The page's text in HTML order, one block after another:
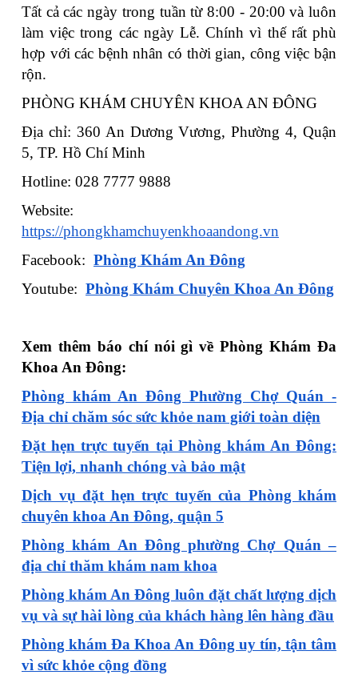
Tất cả các ngày trong tuần từ 8:00 - 20:00 và luôn
làm việc trong các ngày Lễ. Chính vì thế rất phù
hợp với các bệnh nhân có thời gian, công việc bận
rộn.
PHÒNG KHÁM CHUYÊN KHOA AN ĐÔNG
Địa chỉ: 360 An Dương Vương, Phường 4, Quận
5, TP. Hồ Chí Minh
Hotline: 028 7777 9888
Website:
https://phongkhamchuyenkhoaandong.vn
Facebook: Phòng Khám An Đông
Youtube: Phòng Khám Chuyên Khoa An Đông
Xem thêm báo chí nói gì về Phòng Khám Đa
Khoa An Đông:
Phòng khám An Đông Phường Chợ Quán -
Địa chỉ chăm sóc sức khỏe nam giới toàn diện
Đặt hẹn trực tuyến tại Phòng khám An Đông:
Tiện lợi, nhanh chóng và bảo mật
Dịch vụ đặt hẹn trực tuyến của Phòng khám
chuyên khoa An Đông, quận 5
Phòng khám An Đông phường Chợ Quán –
địa chỉ thăm khám nam khoa
Phòng khám An Đông luôn đặt chất lượng dịch
vụ và sự hài lòng của khách hàng lên hàng đầu
Phòng khám Đa Khoa An Đông uy tín, tận tâm
vì sức khỏe cộng đồng